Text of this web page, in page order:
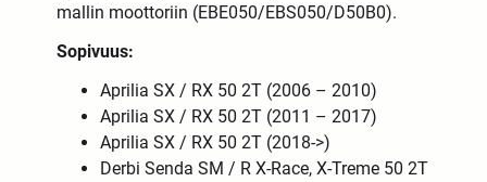
mallin moottoriin (EBE050/EBS050/D50B0).
Sopivuus:
Aprilia SX / RX 50 2T (2006 – 2010)
Aprilia SX / RX 50 2T (2011 – 2017)
Aprilia SX / RX 50 2T (2018->)
Derbi Senda SM / R X-Race, X-Treme 50 2T